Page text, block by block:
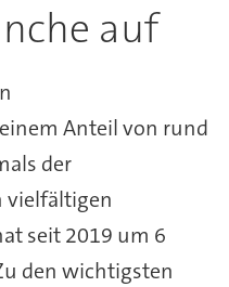
auf
Anteil von rund
der
vielfältigen
seit 2019 um 6
den wichtigsten